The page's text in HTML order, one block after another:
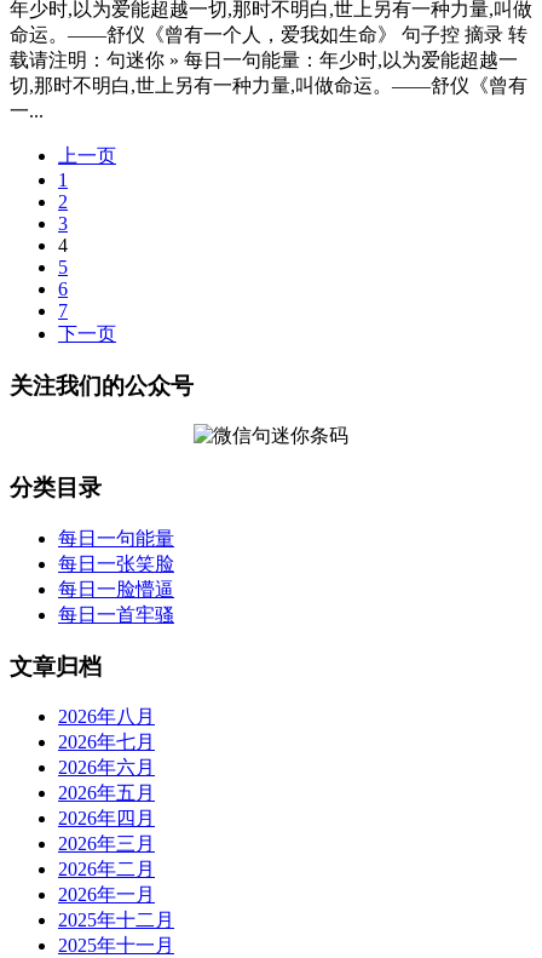
年少时,以为爱能超越一切,那时不明白,世上另有一种力量,叫做
命运。——舒仪《曾有一个人，爱我如生命》 句子控 摘录 转
载请注明：句迷你 » 每日一句能量：年少时,以为爱能超越一
切,那时不明白,世上另有一种力量,叫做命运。——舒仪《曾有
一...
上一页
1
2
3
4
5
6
7
下一页
关注我们的公众号
分类目录
每日一句能量
每日一张笑脸
每日一脸懵逼
每日一首牢骚
文章归档
2026年八月
2026年七月
2026年六月
2026年五月
2026年四月
2026年三月
2026年二月
2026年一月
2025年十二月
2025年十一月